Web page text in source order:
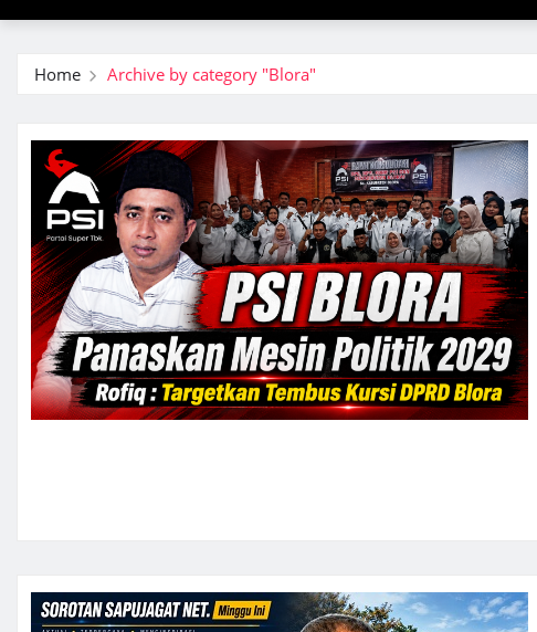
Home Archive by category "Blora"